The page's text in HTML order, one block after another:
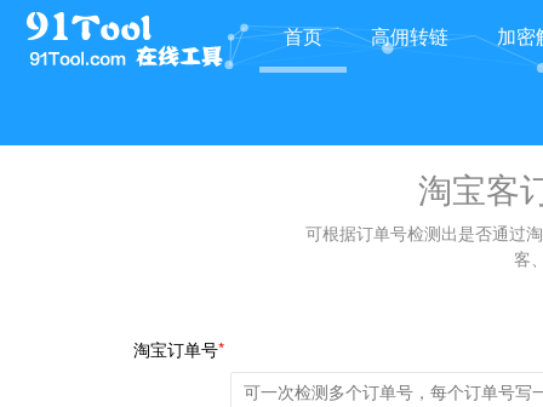
首页 高佣转链 加密
淘宝客
可根据订单号检测出是否通过
客
淘宝订单号*